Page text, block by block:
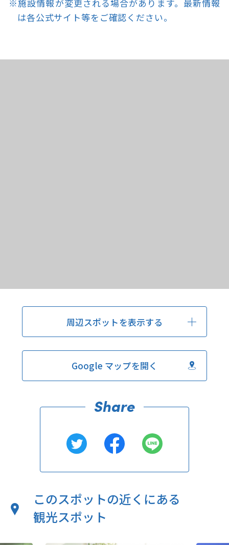
※施設情報が変更される場合があります。最新情報
は各公式サイト等をご確認ください。
周辺スポットを表示する
Google マップを開く
このスポットの近くにある
観光スポット